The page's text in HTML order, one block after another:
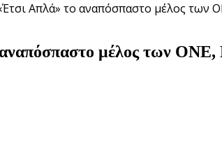
Απλά» το αναπόσπαστο μέλος των
μέλος των ONE,